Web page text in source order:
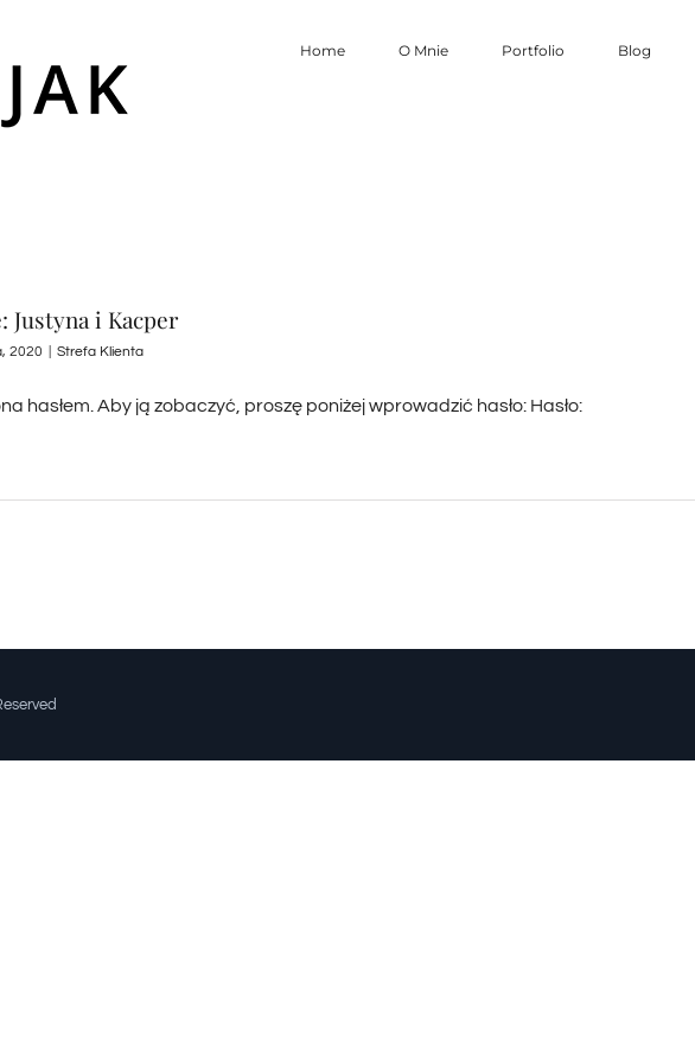
Home O Mnie Portfolio Blog
Justyna i Kacper
2020 Strefa Klienta
hasłem. Aby ją zobaczyć, proszę poniżej wprowadzić hasło: Hasło: